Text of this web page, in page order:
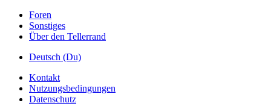
Foren
Sonstiges
Über den Tellerrand
Deutsch (Du)
Kontakt
Nutzungsbedingungen
Datenschutz